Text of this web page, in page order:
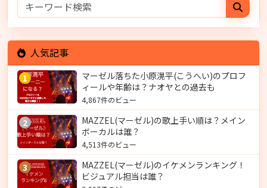
人気記事
1
マーゼル落ちた小原滉平(こうへい)のプロフ
ィールや年齢は？ナオヤとの過去も
4,867件のビュー
2
MAZZEL(マーゼル)の歌上手い順は？メイン
ボーカルは誰？
4,513件のビュー
3
MAZZEL(マーゼル)のイケメンランキング！
ビジュアル担当は誰？